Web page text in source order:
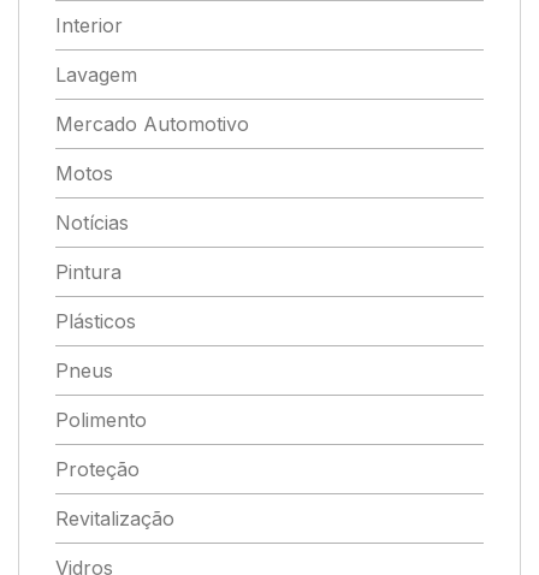
Interior
Lavagem
Mercado Automotivo
Motos
Notícias
Pintura
Plásticos
Pneus
Polimento
Proteção
Revitalização
Vidros